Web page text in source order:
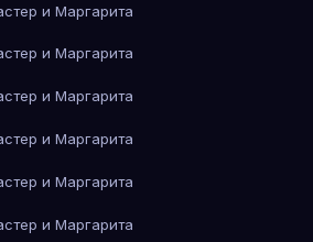
и Маргарита
и Маргарита
и Маргарита
и Маргарита
и Маргарита
и Маргарита